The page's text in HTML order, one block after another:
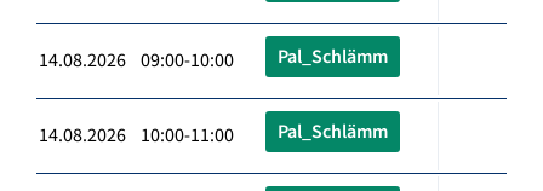
14.08.2026 09:00-10:00 Pal_Schlämm
14.08.2026 10:00-11:00 Pal_Schlämm